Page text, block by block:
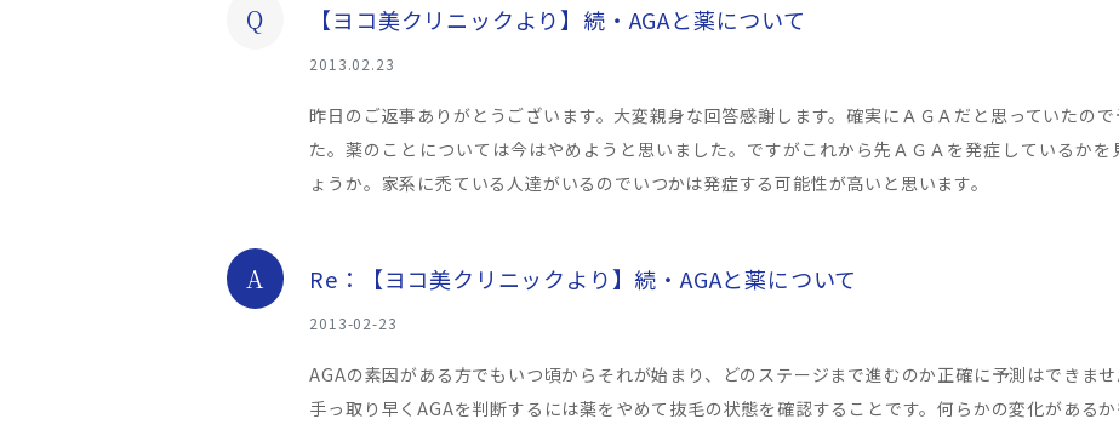
Q 【ヨコ美クリニックより】続・AGAと薬について
2013.02.23
昨日のご返事ありがとうございます。大変親身な回答感謝します。確実にＡＧＡだと思っていたの
た。薬のことについては今はやめようと思いました。ですがこれから先ＡＧＡを発症しているか
ょうか。家系に禿ている人達がいるのでいつかは発症する可能性が高いと思います。
A Re：【ヨコ美クリニックより】続・AGAと薬について
2013-02-23
AGAの素因がある方でもいつ頃からそれが始まり、どのステージまで進むのか正確に予測はできませ
手っ取り早くAGAを判断するには薬をやめて抜毛の状態を確認することです。何らかの変化があるか